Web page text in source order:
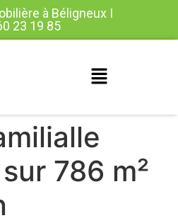
à Béligneux I
23 19 85
786 m²